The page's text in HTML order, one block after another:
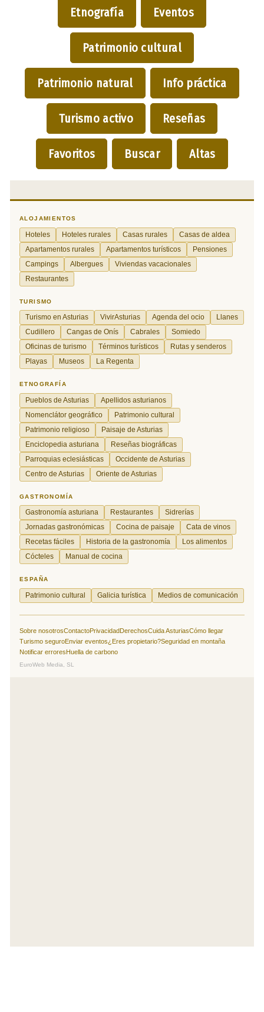
Etnografía Eventos
Patrimonio cultural
Patrimonio natural Info práctica
Turismo activo Reseñas
Favoritos Buscar Altas